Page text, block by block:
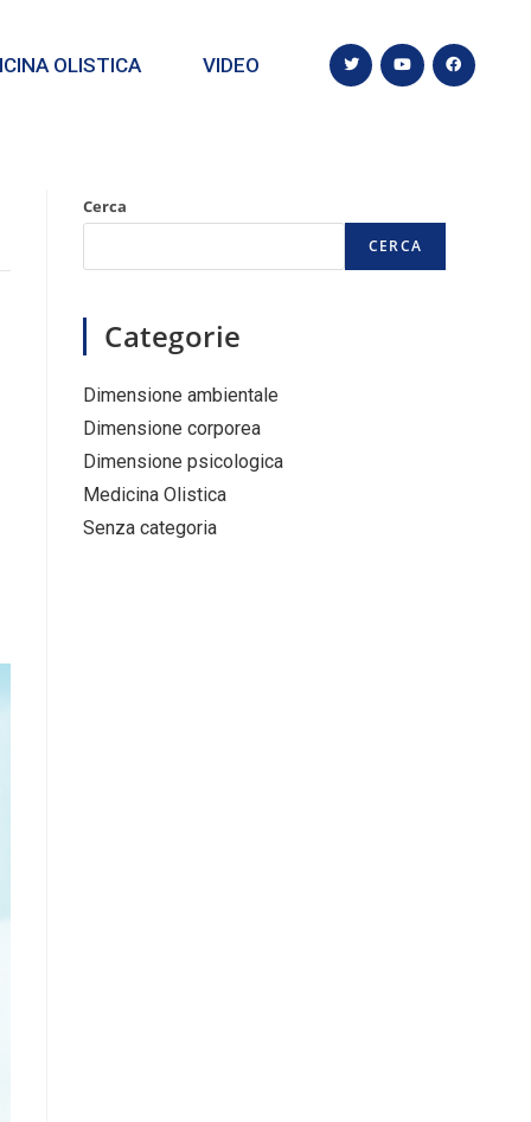
OLISTICA VIDEO
Cerca
CERCA
Categorie
Dimensione ambientale
Dimensione corporea
Dimensione psicologica
Medicina Olistica
Senza categoria